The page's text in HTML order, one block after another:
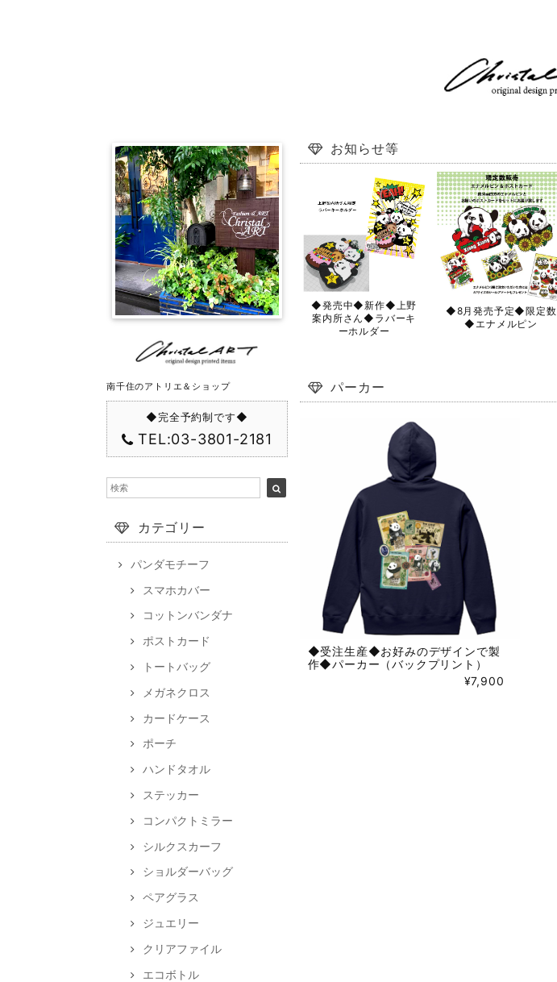
南千住のアトリエ＆ショップ
◆完全予約制です◆
TEL:03-3801-2181
カテゴリー
パンダモチーフ
スマホカバー
コットンバンダナ
ポストカード
トートバッグ
メガネクロス
カードケース
ポーチ
ハンドタオル
ステッカー
コンパクトミラー
シルクスカーフ
ショルダーバッグ
ペアグラス
ジュエリー
クリアファイル
エコボトル
お知らせ等
◆発売中◆新作◆上野
案内所さん◆ラバーキ
ーホルダー
◆8月発売予定◆限定数
◆エナメルピン
パーカー
◆受注生産◆お好みのデザインで製
作◆パーカー（バックプリント）
¥7,900